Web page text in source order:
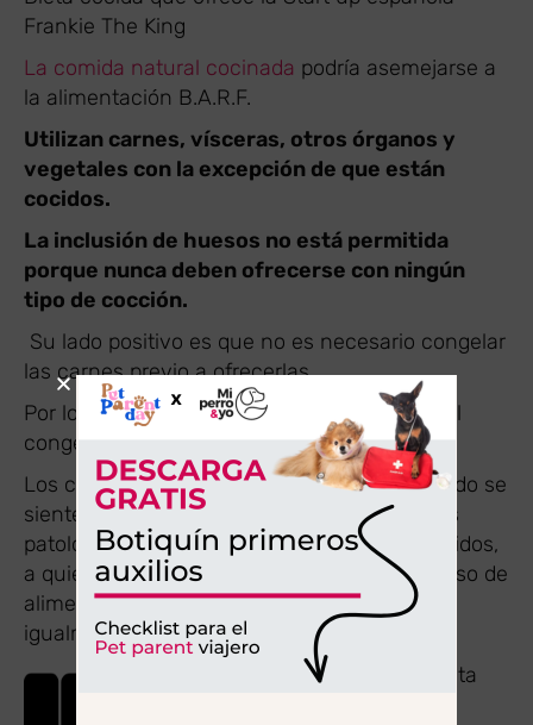
Frankie The King
La comida natural cocinada podría asemejarse a
la alimentación B.A.R.F.
Utilizan carnes, vísceras, otros órganos y
vegetales con la excepción de que están
cocidos.
La inclusión de huesos no está permitida
porque nunca deben ofrecerse con ningún
tipo de cocción.
​ Su lado positivo es que no es necesario congelar
las carnes previo a ofrecerlas.
Por lo tanto no hace falta tener espacio en el
congelador.
Los cuidadores con muchísimo miedo al crudo se
sienten más seguros y los perros con ciertas
patologías como por ejemplo: inmunosuprimidos,
a quienes en general es desaconsejable el uso de
alimentos crudos, pueden beneficiarse
igualmente de unadieta natural cocida
​ Las desventajas de ésta dieta